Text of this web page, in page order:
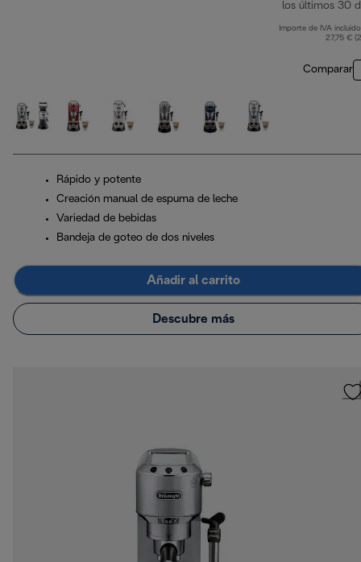
los últimos 30
Importe de IVA
27,75 €
Comparar
Rápido y potente
Creación manual de espuma de leche
Variedad de bebidas
Bandeja de goteo de dos niveles
Añadir al carrito
Descubre más